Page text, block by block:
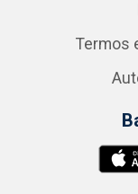
Termos